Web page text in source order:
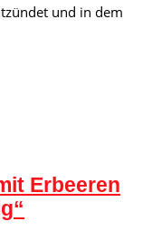
und in dem
Erbeeren